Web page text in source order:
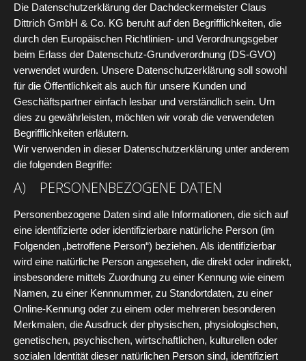
Die Datenschutzerklärung der Dachdeckermeister Claus
Dittrich GmbH & Co. KG beruht auf den Begrifflichkeiten, die
durch den Europäischen Richtlinien- und Verordnungsgeber
beim Erlass der Datenschutz-Grundverordnung (DS-GVO)
verwendet wurden. Unsere Datenschutzerklärung soll sowohl
für die Öffentlichkeit als auch für unsere Kunden und
Geschäftspartner einfach lesbar und verständlich sein. Um
dies zu gewährleisten, möchten wir vorab die verwendeten
Begrifflichkeiten erläutern.
Wir verwenden in dieser Datenschutzerklärung unter anderem
die folgenden Begriffe:
A) PERSONENBEZOGENE DATEN
Personenbezogene Daten sind alle Informationen, die sich auf
eine identifizierte oder identifizierbare natürliche Person (im
Folgenden „betroffene Person“) beziehen. Als identifizierbar
wird eine natürliche Person angesehen, die direkt oder indirekt,
insbesondere mittels Zuordnung zu einer Kennung wie einem
Namen, zu einer Kennnummer, zu Standortdaten, zu einer
Online-Kennung oder zu einem oder mehreren besonderen
Merkmalen, die Ausdruck der physischen, physiologischen,
genetischen, psychischen, wirtschaftlichen, kulturellen oder
sozialen Identität dieser natürlichen Person sind, identifiziert